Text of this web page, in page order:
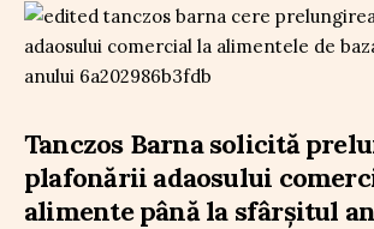
Tanczos Barna solicită
plafonării adaosului
alimente până la sfârșitul